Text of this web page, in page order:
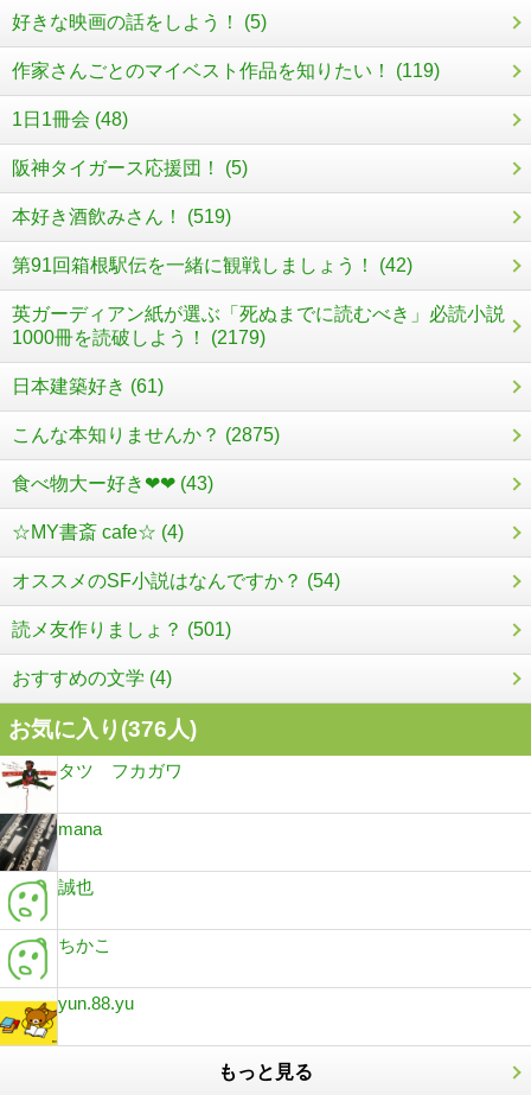
好きな映画の話をしよう！ (5)
作家さんごとのマイベスト作品を知りたい！ (119)
1日1冊会 (48)
阪神タイガース応援団！ (5)
本好き酒飲みさん！ (519)
第91回箱根駅伝を一緒に観戦しましょう！ (42)
英ガーディアン紙が選ぶ「死ぬまでに読むべき」必読小説
1000冊を読破しよう！ (2179)
日本建築好き (61)
こんな本知りませんか？ (2875)
食べ物大ー好き❤❤ (43)
☆MY書斎 cafe☆ (4)
オススメのSF小説はなんですか？ (54)
読メ友作りましょ？ (501)
おすすめの文学 (4)
お気に入り(376人)
タツ フカガワ
mana
誠也
ちかこ
yun.88.yu
もっと見る